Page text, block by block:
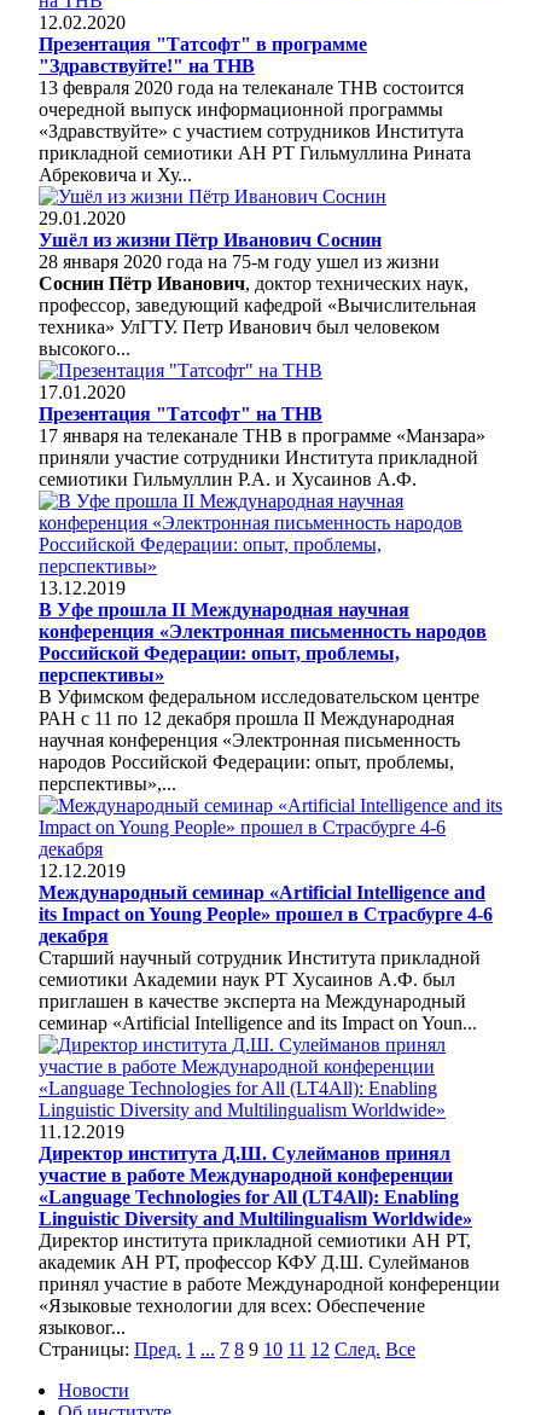
12.02.2020
Презентация "Татсофт" в программе
"Здравствуйте!" на ТНВ
13 февраля 2020 года на телеканале ТНВ состоится
очередной выпуск информационной программы
«Здравствуйте» с участием сотрудников Института
прикладной семиотики АН РТ Гильмуллина Рината
Абрековича и Ху...
29.01.2020
Ушёл из жизни Пётр Иванович Соснин
28 января 2020 года на 75-м году ушел из жизни
Соснин Пётр Иванович, доктор технических наук,
профессор, заведующий кафедрой «Вычислительная
техника» УлГТУ. Петр Иванович был человеком
высокого...
17.01.2020
Презентация "Татсофт" на ТНВ
17 января на телеканале ТНВ в программе «Манзара»
приняли участие сотрудники Института прикладной
семиотики Гильмуллин Р.А. и Хусаинов А.Ф.
13.12.2019
В Уфе прошла II Международная научная
конференция «Электронная письменность народов
Российской Федерации: опыт, проблемы,
перспективы»
В Уфимском федеральном исследовательском центре
РАН с 11 по 12 декабря прошла II Международная
научная конференция «Электронная письменность
народов Российской Федерации: опыт, проблемы,
перспективы»,...
12.12.2019
Международный семинар «Artificial Intelligence and
its Impact on Young People» прошел в Страсбурге 4-6
декабря
Старший научный сотрудник Института прикладной
семиотики Академии наук РТ Хусаинов А.Ф. был
приглашен в качестве эксперта на Международный
семинар «Artificial Intelligence and its Impact on Youn...
11.12.2019
Директор института Д.Ш. Сулейманов принял
участие в работе Международной конференции
«Language Technologies for All (LT4All): Enabling
Linguistic Diversity and Multilingualism Worldwide»
Директор института прикладной семиотики АН РТ,
академик АН РТ, профессор КФУ Д.Ш. Сулейманов
принял участие в работе Международной конференции
«Языковые технологии для всех: Обеспечение
языковог...
Страницы: Пред. 1 ... 7 8 9 10 11 12 След. Все
Новости